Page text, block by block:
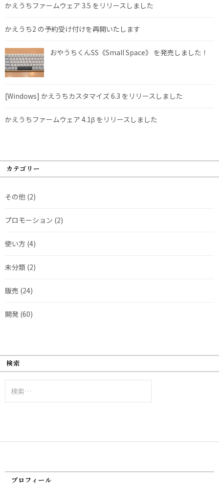
かえうちファームウェア 3.5 をリリースしました
かえうち2 の予約受け付けを再開いたします
おやうちくんSS《Small Space》 を発売しました！
[Windows] かえうちカスタマイズ 6.3 をリリースしました
かえうちファームウェア 4.1β をリリースしました
カテゴリー
その他 (2)
プロモーション (2)
使い方 (4)
未分類 (2)
販売 (24)
開発 (60)
検索
索:
プロフィール